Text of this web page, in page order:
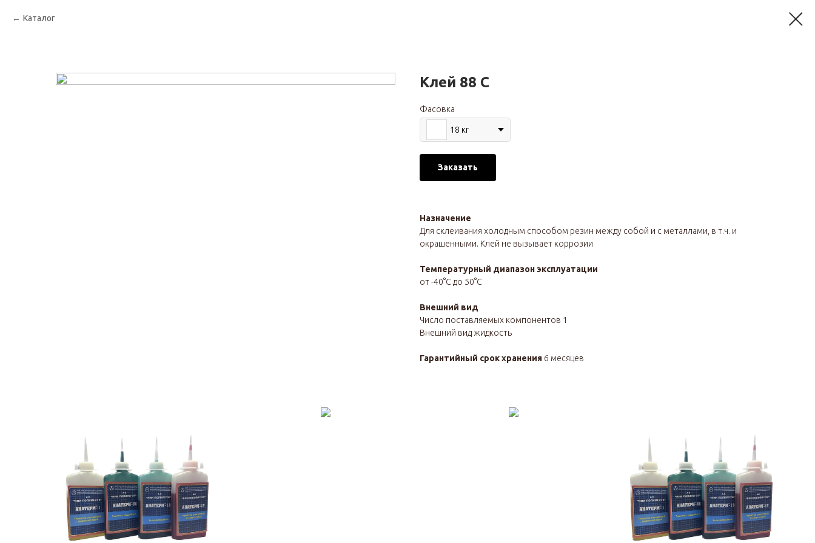
Каталог
Клей 88 С
Фасовка
18 кг
Заказать
Назначение
Для склеивания холодным способом резин между собой и с металлами, в т.ч. и
окрашенными. Клей не вызывает коррозии
Температурный диапазон эксплуатации
от -40°С до 50°С
Внешний вид
Число поставляемых компонентов 1
Внешний вид жидкость
Гарантийный срок хранения 6 месяцев